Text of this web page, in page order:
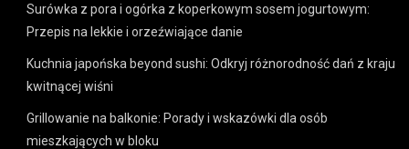
Surówka z pora i ogórka z koperkowym sosem jogurtowym:
Przepis na lekkie i orzeźwiające danie
Kuchnia japońska beyond sushi: Odkryj różnorodność dań z kraju
kwitnącej wiśni
Grillowanie na balkonie: Porady i wskazówki dla osób
mieszkających w bloku